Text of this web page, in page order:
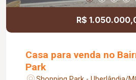
R$
Casa para venda no
Park